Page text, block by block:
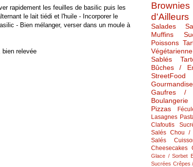
rapidement les feuilles de basilic puis les
le lait tiédi et l'huile - Incorporer le
- Bien mélanger, verser dans un moule à
bien relevée
Brownies
d'Ailleurs
Salades
Muffins
Poissons
Sablés
Bûches /
StreetFood
Gaufres /
Boulangerie
Pizzas
Lasagnes
Clafoutis
Salés Chou /
Salés
Cheesecakes
Glace / Sorbet
Sucrées Crêpes